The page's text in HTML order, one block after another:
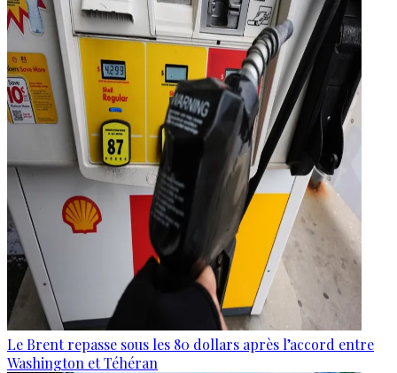
Le Brent repasse sous les 80 dollars après l’accord entre
Washington et Téhéran